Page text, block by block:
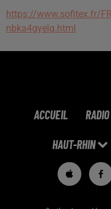
https://www.sofitex.fr/
nbka4gyelq.html
ACCUEIL RADIO
HAUT-RHIN